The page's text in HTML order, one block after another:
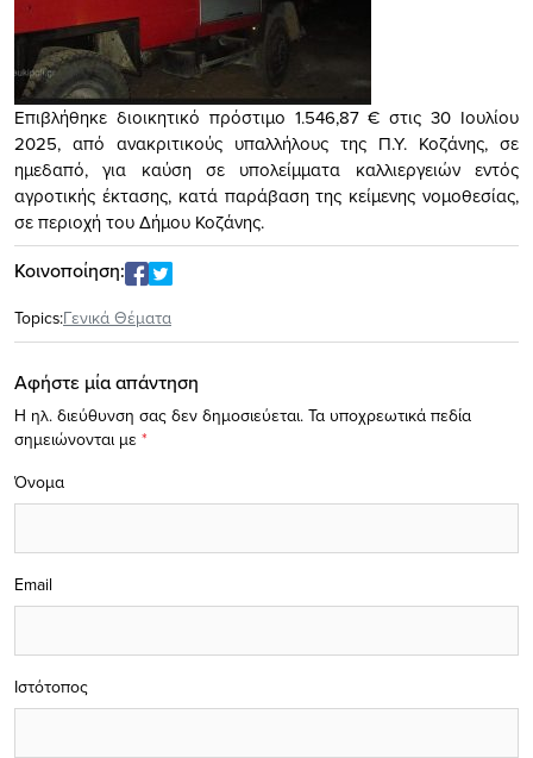
Επιβλήθηκε διοικητικό πρόστιμο 1.546,87 € στις 30 Ιουλίου
2025, από ανακριτικούς υπαλλήλους της Π.Υ. Κοζάνης, σε
ημεδαπό, για καύση σε υπολείμματα καλλιεργειών εντός
αγροτικής έκτασης, κατά παράβαση της κείμενης νομοθεσίας,
σε περιοχή του Δήμου Κοζάνης.
Κοινοποίηση:
Topics:Γενικά Θέματα
Αφήστε μία απάντηση
Η ηλ. διεύθυνση σας δεν δημοσιεύεται. Τα υποχρεωτικά πεδία
σημειώνονται με *
Όνομα
Email
Ιστότοπος